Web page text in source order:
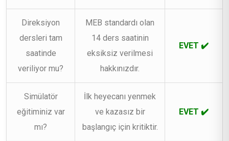
Direksiyon
dersleri tam
saatinde
veriliyor mu?
MEB standardı olan
14 ders saatinin
eksiksiz verilmesi
hakkınızdır.
EVET ✔️
Simülatör
eğitiminiz var
mı?
İlk heyecanı yenmek
ve kazasız bir
başlangıç için kritiktir.
EVET ✔️